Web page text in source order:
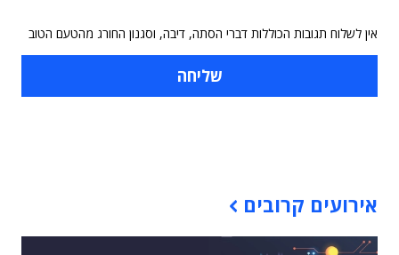
אין לשלוח תגובות הכוללות דברי הסתה, דיבה, וסגנון החורג מהטעם הטוב
אירועים קרובים